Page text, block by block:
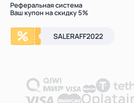
Реферальная система
Ваш купон на скидку 5%
SALERAFF2022